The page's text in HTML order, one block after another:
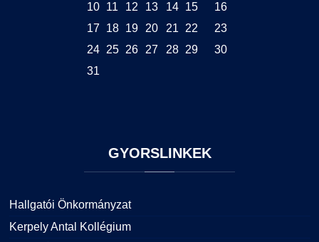
10
11 12 13 14 15
16
17
18 19 20 21 22
23
24
25 26 27 28 29
30
31
GYORSLINKEK
Hallgatói Önkormányzat
Kerpely Antal Kollégium